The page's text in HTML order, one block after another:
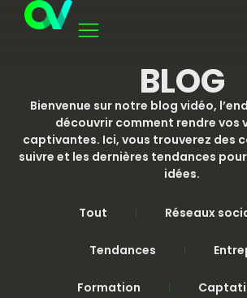
BLOG
Bienvenue sur notre blog vidéo,
découvrir comment rendre vos
captivantes. Ici, vous trouverez des
suivre et les dernières tendances
idées.
Tout Réseaux
Tendances
Formation